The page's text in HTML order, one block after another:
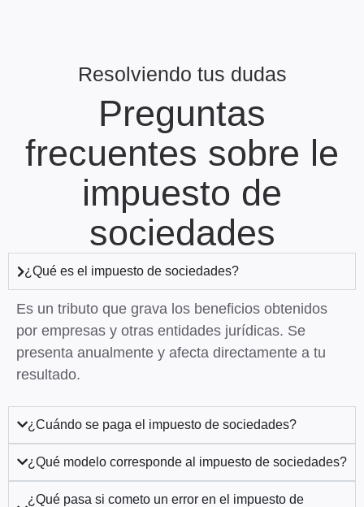
Resolviendo tus dudas
Preguntas
frecuentes sobre le
impuesto de
sociedades
¿Qué es el impuesto de sociedades?
Es un tributo que grava los beneficios obtenidos
por empresas y otras entidades jurídicas. Se
presenta anualmente y afecta directamente a tu
resultado.
¿Cuándo se paga el impuesto de sociedades?
¿Qué modelo corresponde al impuesto de sociedades?
¿Qué pasa si cometo un error en el impuesto de